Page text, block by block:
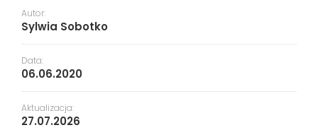
Autor:
Sylwia Sobotko
Data:
06.06.2020
Aktualizacja:
27.07.2026